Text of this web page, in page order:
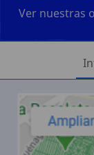
Ver nuestras